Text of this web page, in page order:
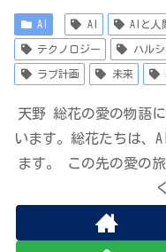
AI AI AIと人
テクノロジー ハル
ラブ計画 未来
天野 総花の愛の物語
います。総花たちは、
ます。 この先の愛の